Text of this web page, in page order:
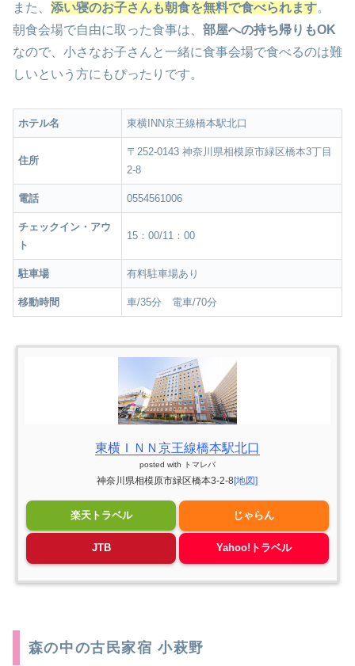
また、 添い寝のお子さんも朝食を無料で食べられます。
朝食会場で自由に取った食事は、 部屋への持ち帰りもOK
なので、小さなお子さんと一緒に食事会場で食べるのは難
しいという方にもぴったりです。
ホテル名 東横INN京王線橋本駅北口
住所
〒252-0143 神奈川県相模原市緑区橋本3丁目
2-8
電話 0554561006
チェックイン・アウ
ト
15：00/11：00
駐車場 有料駐車場あり
移動時間 車/35分 電車/70分
東横ＩＮＮ京王線橋本駅北口
posted with トマレバ
神奈川県相模原市緑区橋本3-2-8[地図]
楽天トラベル じゃらん
JTB Yahoo!トラベル
森の中の古民家宿 小萩野